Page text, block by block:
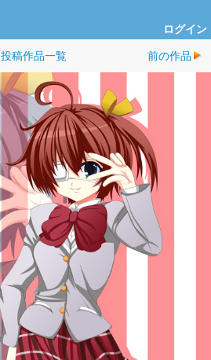
ログイン
投稿作品一覧 前の作品